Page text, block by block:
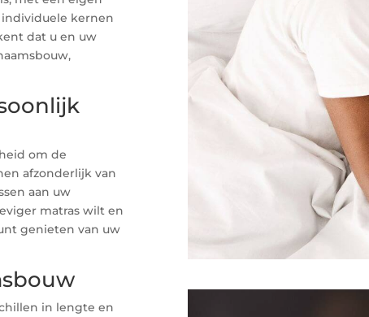
kernen
dat u en uw
om de
afzonderlijk van
aan uw
matras wilt en
genieten van uw
in lengte en